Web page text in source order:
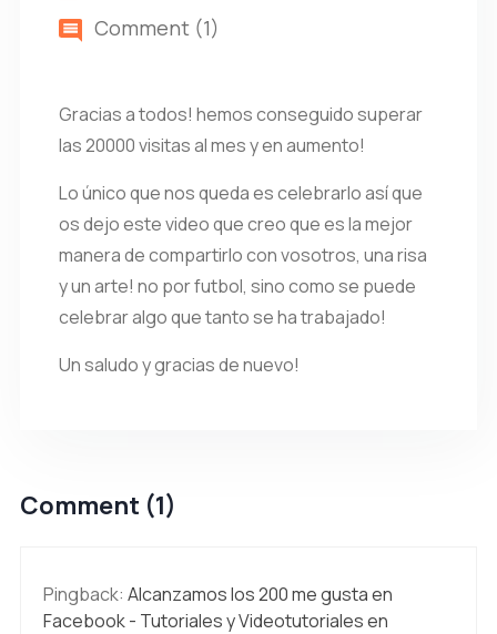
Comment (1)
Gracias a todos! hemos conseguido superar
las 20000 visitas al mes y en aumento!
Lo único que nos queda es celebrarlo así que
os dejo este video que creo que es la mejor
manera de compartirlo con vosotros, una risa
y un arte! no por futbol, sino como se puede
celebrar algo que tanto se ha trabajado!
Un saludo y gracias de nuevo!
Comment (1)
Pingback: Alcanzamos los 200 me gusta en
Facebook - Tutoriales y Videotutoriales en